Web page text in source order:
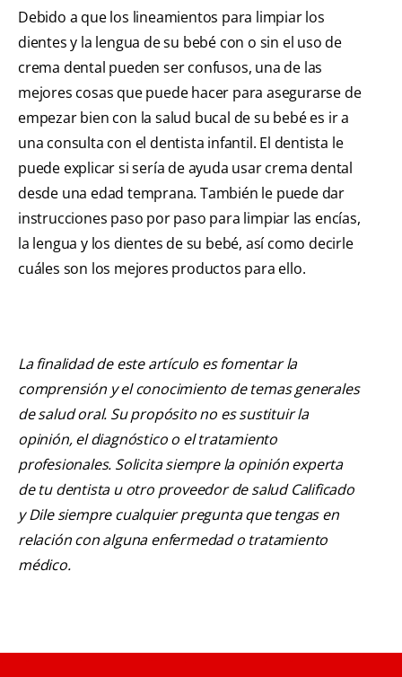
Debido a que los lineamientos para limpiar los
dientes y la lengua de su bebé con o sin el uso de
crema dental pueden ser confusos, una de las
mejores cosas que puede hacer para asegurarse de
empezar bien con la salud bucal de su bebé es ir a
una consulta con el dentista infantil. El dentista le
puede explicar si sería de ayuda usar crema dental
desde una edad temprana. También le puede dar
instrucciones paso por paso para limpiar las encías,
la lengua y los dientes de su bebé, así como decirle
cuáles son los mejores productos para ello.
La finalidad de este artículo es fomentar la
comprensión y el conocimiento de temas generales
de salud oral. Su propósito no es sustituir la
opinión, el diagnóstico o el tratamiento
profesionales. Solicita siempre la opinión experta
de tu dentista u otro proveedor de salud Calificado
y Dile siempre cualquier pregunta que tengas en
relación con alguna enfermedad o tratamiento
médico.